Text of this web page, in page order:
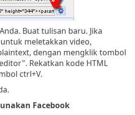
Buat tulisan baru. Jika
meletakkan video,
dengan mengklik tombol
Rekatkan kode HTML
ctrl+V.
Facebook